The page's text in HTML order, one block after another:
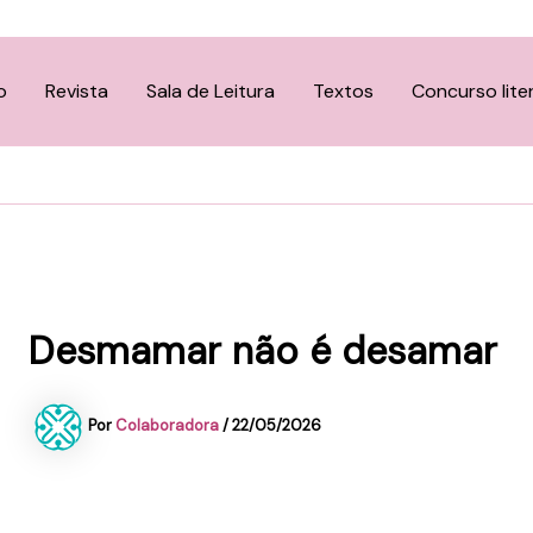
Revista Sala de Leitura Textos Concurso
Desmamar não é desamar
PorColaboradora/22/05/2026